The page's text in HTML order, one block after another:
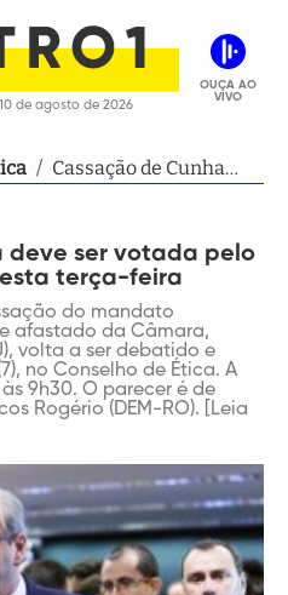
de agosto de 2026
OUÇA AO
VIVO
/ Cassação de Cunha
nesta terça-feira
deve ser votada pelo
terça-feira
do mandato
afastado da Câmara,
volta a ser debatido e
no Conselho de Ética. A
9h30. O parecer é de
Rogério (DEM-RO). [Leia